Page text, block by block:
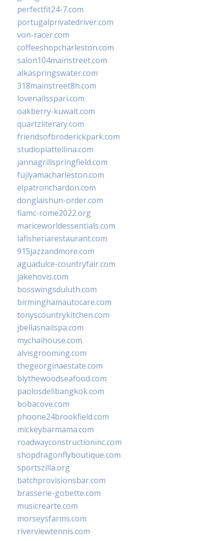
perfectfit24-7.com
portugalprivatedriver.com
von-racer.com
coffeeshopcharleston.com
salon104mainstreet.com
alkaspringswater.com
318mainstreet8h.com
lovenailsspari.com
oakberry-kuwait.com
quartzliterary.com
friendsofbroderickpark.com
studiopiattellina.com
jannagrillspringfield.com
fujiyamacharleston.com
elpatronchardon.com
donglaishun-order.com
fiamc-rome2022.org
mariceworldessentials.com
lafisheriarestaurant.com
915jazzandmore.com
aguadulce-countryfair.com
jakehovis.com
bosswingsduluth.com
birminghamautocare.com
tonyscountrykitchen.com
jbellasnailspa.com
mychaihouse.com
alvisgrooming.com
thegeorginaestate.com
blythewoodseafood.com
paolosdelibangkok.com
bobacove.com
phoone24brookfield.com
mickeybarmama.com
roadwayconstructioninc.com
shopdragonflyboutique.com
sportszilla.org
batchprovisionsbar.com
brasserie-gobette.com
musicrearte.com
morseysfarms.com
riverviewtennis.com